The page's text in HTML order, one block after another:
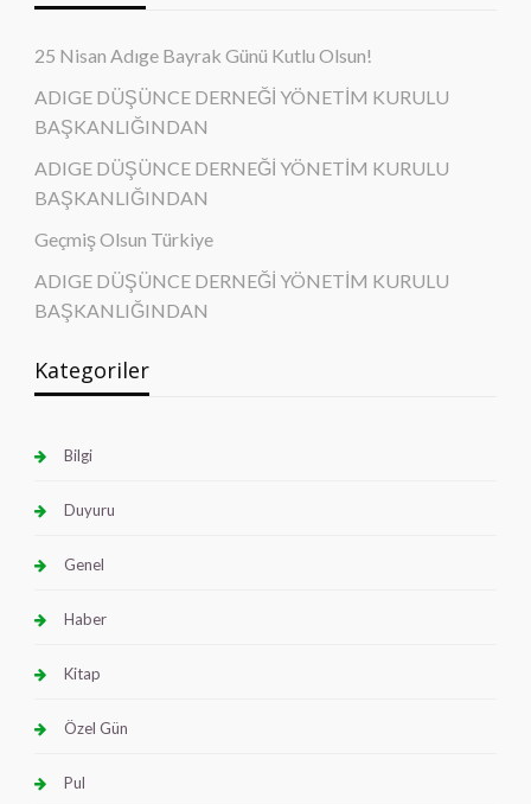
25 Nisan Adıge Bayrak Günü Kutlu Olsun!
ADIGE DÜŞÜNCE DERNEĞİ YÖNETİM KURULU
BAŞKANLIĞINDAN
ADIGE DÜŞÜNCE DERNEĞİ YÖNETİM KURULU
BAŞKANLIĞINDAN
Geçmiş Olsun Türkiye
ADIGE DÜŞÜNCE DERNEĞİ YÖNETİM KURULU
BAŞKANLIĞINDAN
Kategoriler
Bilgi
Duyuru
Genel
Haber
Kitap
Özel Gün
Pul